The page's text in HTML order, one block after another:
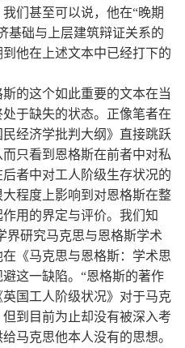
们甚至可以说，他在“晚期
基础与上层建筑辩证关系的
他在上述文本中已经打下的
的这个如此重要的文本在当
于缺失的状态。正像笔者在
经济学批判大纲》直接跳跃
只看到恩格斯在前者中对私
者中对工人阶级生存状况的
程度上影响到对恩格斯在整
用的界定与评价。我们知
界研究马克思与恩格斯学术
《马克思与恩格斯：学术思
这一缺陷。“恩格斯的著作
英国工人阶级状况》对于马克
到目前为止却没有被深入考
马克思他本人没有的思想。